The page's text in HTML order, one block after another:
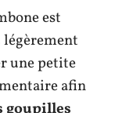
est
une petite
afin